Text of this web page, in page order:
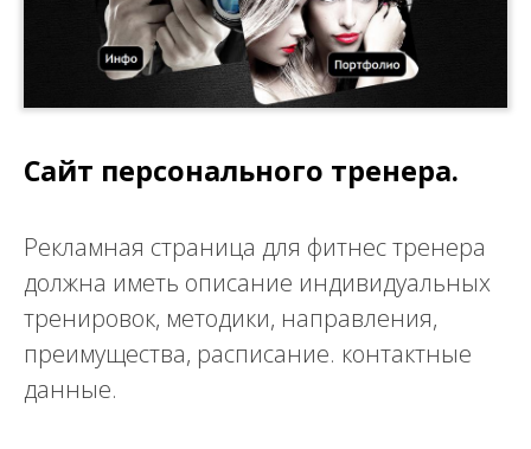
Сайт персонального тренера.
Рекламная страница для фитнес тренера
должна иметь описание индивидуальных
тренировок, методики, направления,
преимущества, расписание. контактные
данные.